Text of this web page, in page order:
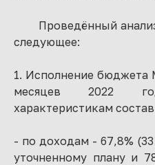
Проведённый анализ
следующее:
1. Исполнение бюджета
месяцев 2022
характеристикам
- по доходам - 67,8%
уточненному плану и